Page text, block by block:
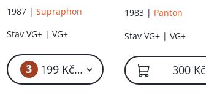
1987 | Supraphon
Stav VG+ | VG+
3 199 Kč – 1 999 Kč
1983 | Panton
StavVG+ | VG+
300 Kč